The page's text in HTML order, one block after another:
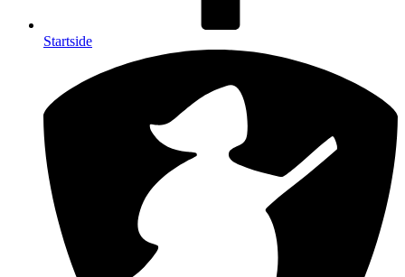
Startside